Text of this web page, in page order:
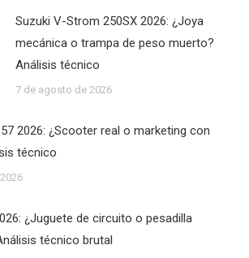
Suzuki V-Strom 250SX 2026: ¿Joya
mecánica o trampa de peso muerto?
Análisis técnico
7 de agosto de 2026
2026: ¿Scooter real o marketing con
técnico
¿Juguete de circuito o pesadilla
técnico brutal